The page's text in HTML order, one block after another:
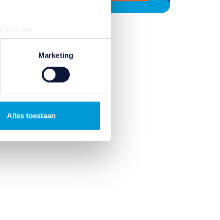
kan zijn
detailgedeeltein. U kunt uw
binnen, en
deze gegevens
intrekken door te
Marketing
Alles toestaan